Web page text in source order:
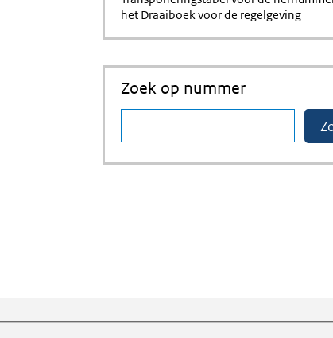
het Draaiboek voor de regelgeving
Zoek op nummer